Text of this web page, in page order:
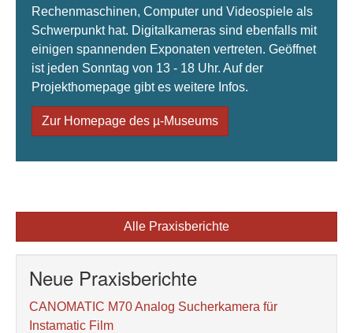
Rechenmaschinen, Computer und Videospiele als
Schwerpunkt hat. Digitalkameras sind ebenfalls mit
einigen spannenden Exponaten vertreten. Geöffnet
ist jeden Sonntag von 13 - 18 Uhr. Auf der
Projekthomepage gibt es weitere Infos.
Zur Homepage des µ-Museums
Alle Praxisberichte
Neue Praxisberichte
CANOMATIC M70 Analog Sucherkamera für
Instamatic Film